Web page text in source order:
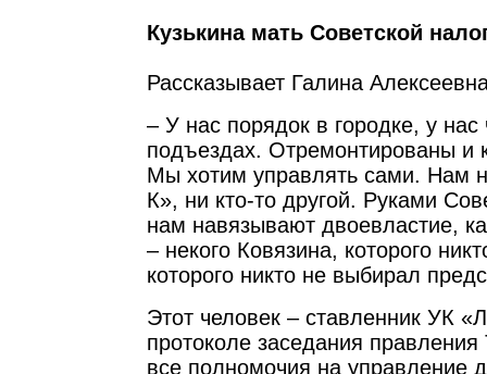
Кузькина мать Советской
Рассказывает Галина
– У нас порядок в городке, у нас
подъездах. Отремонтированы
Мы хотим управлять сами. Нам
К», ни кто-то другой. Руками
нам навязывают двоевластие,
– некого Ковязина, которого
которого никто не выбирал
Этот человек – ставленник УК
протоколе заседания
все полномочия на управление